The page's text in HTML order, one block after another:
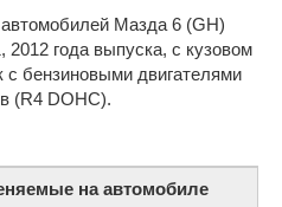
Мазда 6 (GH)
2012 года выпуска, с кузовом
с бензиновыми двигателями
(R4 DOHC).
на автомобиле